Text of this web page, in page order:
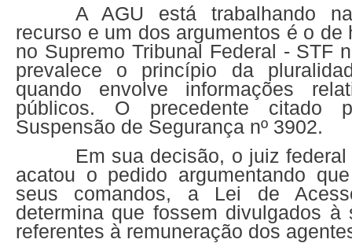
A AGU está trabalhando
recurso e um dos argumentos é o de
no Supremo Tribunal Federal - STF
prevalece o princípio da
quando envolve informações
públicos. O precedente
Suspensão de Segurança nº 3902.
Em sua decisão, o juiz
acatou o pedido argumentando
seus comandos, a Lei de
determina que fossem divulgados à
referentes à remuneração dos